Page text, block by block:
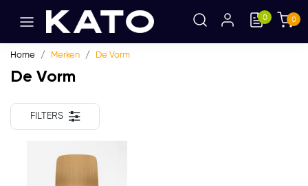
0 0
Home Merken De Vorm
De Vorm
FILTERS